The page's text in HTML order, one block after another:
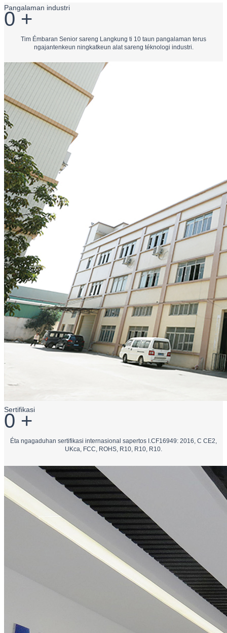
Pangalaman industri
0 +
Tim Émbaran Senior sareng Langkung ti 10 taun pangalaman terus
ngajantenkeun ningkatkeun alat sareng téknologi industri.
Sertifikasi
0 +
Éta ngagaduhan sertifikasi internasional sapertos I.CF16949: 2016, C CE2,
UKca, FCC, ROHS, R10, R10, R10.